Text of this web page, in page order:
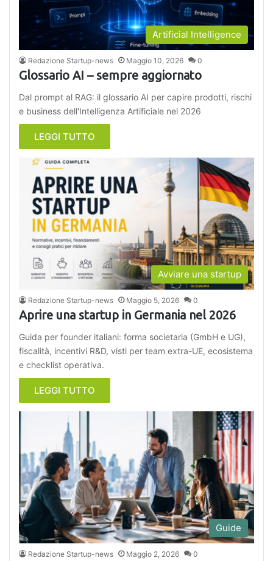
Artificial Intelligence
Redazione Startup-news Maggio 10, 2026 0
Glossario AI – sempre aggiornato
Dal prompt al RAG: il glossario AI per capire prodotti, rischi
e business dell'Intelligenza Artificiale nel 2026
LEGGI TUTTO
Avviare una startup
Redazione Startup-news Maggio 5, 2026 0
Aprire una startup in Germania nel 2026
Guida per founder italiani: forma societaria (GmbH e UG),
fiscalità, incentivi R&D, visti per team extra-UE, ecosistema
e checklist operativa.
LEGGI TUTTO
Guide
Redazione Startup-news Maggio 2, 2026 0